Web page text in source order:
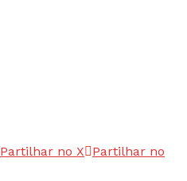
Partilhar no X
Partilhar no